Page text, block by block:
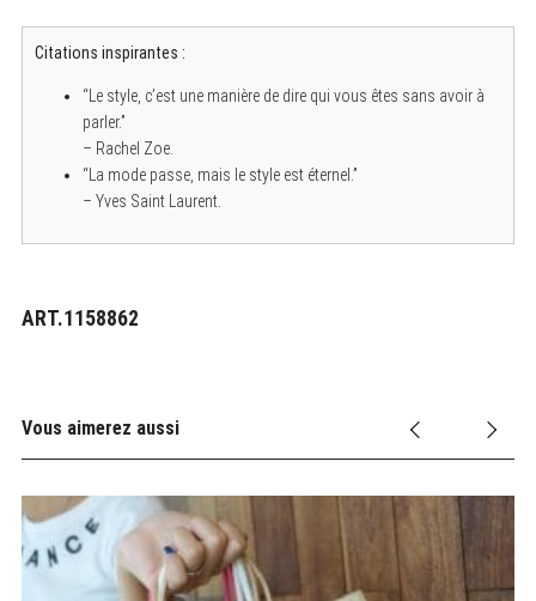
Citations inspirantes :
“Le style, c’est une manière de dire qui vous êtes sans avoir à
parler.”
– Rachel Zoe.
“La mode passe, mais le style est éternel.”
– Yves Saint Laurent.
ART.1158862
Vous aimerez aussi